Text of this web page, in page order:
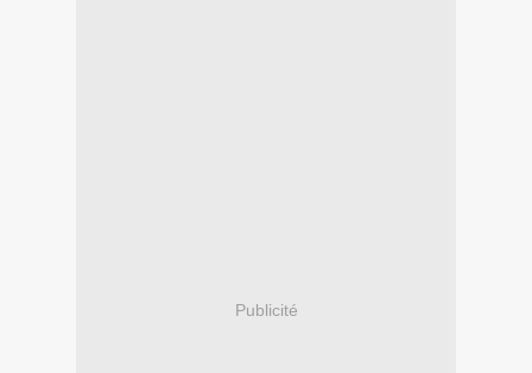
Publicité